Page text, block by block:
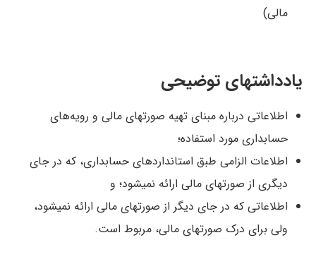
مالی)
یادداشتهای توضیحی
اطلاعاتی درباره مبنای تهیه صورتهای مالی و رویه‌های
حسابداری مورد استفاده؛
اطلاعات الزامی طبق استانداردهای حسابداری، که در جای
دیگری از صورتهای مالی ارائه نمیشود؛ و
اطلاعاتی که در جای دیگر از صورتهای مالی ارائه نمیشود،
ولی برای درک صورتهای مالی، مربوط است.